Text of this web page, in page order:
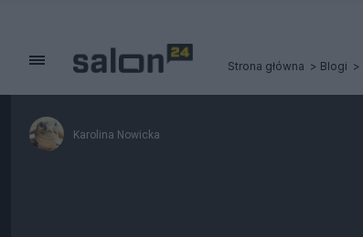
Strona główna Blogi
Karolina Nowicka